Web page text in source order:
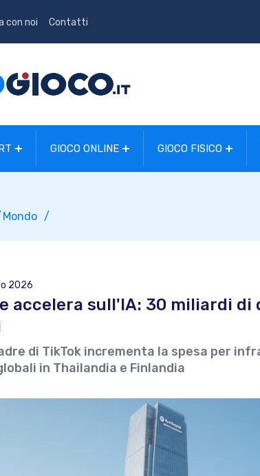
con noi Contatti
GIOCO ONLINE GIOCO FISICO
Mondo
2026
accelera sull'IA: 30 miliardi
di TikTok incrementa la spesa per
in Thailandia e Finlandia